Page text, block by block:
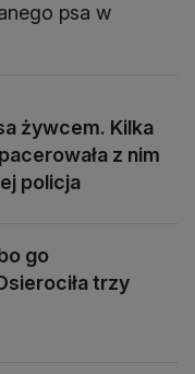
psa w
żywcem. Kilka
z nim
policja
go
trzy